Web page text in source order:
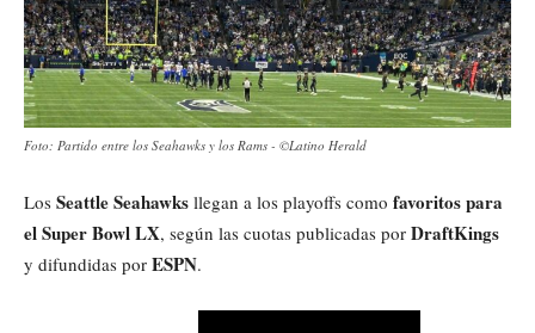
Foto: Partido entre los Seahawks y los Rams - ©️Latino Herald
Los Seattle Seahawks llegan a los playoffs como favoritos para
el Super Bowl LX, según las cuotas publicadas por DraftKings
y difundidas por ESPN.